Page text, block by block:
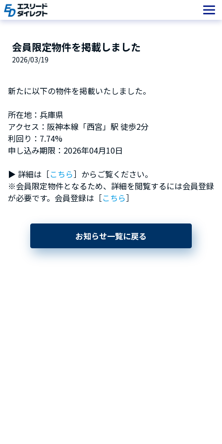
Skip
to
会員限定物件を掲載しました
2026/03/19
新たに以下の物件を掲載いたしました。
所在地：兵庫県
アクセス：阪神本線「西宮」駅 徒歩2分
利回り：7.74%
申し込み期限：2026年04月10日
▶︎ 詳細は［こちら］からご覧ください。
※会員限定物件となるため、詳細を閲覧するには会員登録
が必要です。会員登録は［こちら］
お知らせ一覧に戻る